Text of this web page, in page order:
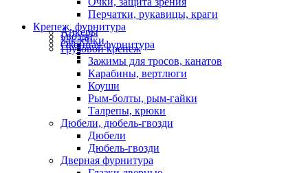
Перчатки, рукавицы, краги
Крепеж, фурнитура
Анкеры
Гвозди
Заклепки
Оконная фурнитура
Грузовой крепеж
Зажимы для тросов, канатов
Карабины, вертлюги
Коуши
Рым-болты, рым-гайки
Талрепы, крюки
Дюбели, дюбель-гвозди
Дюбели
Дюбель-гвозди
Дверная фурнитура